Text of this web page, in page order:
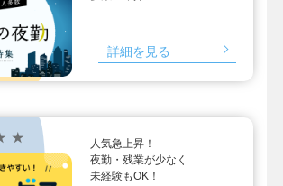
詳細を見る
★
人気急上昇！
夜勤・残業が少なく
未経験もOK！